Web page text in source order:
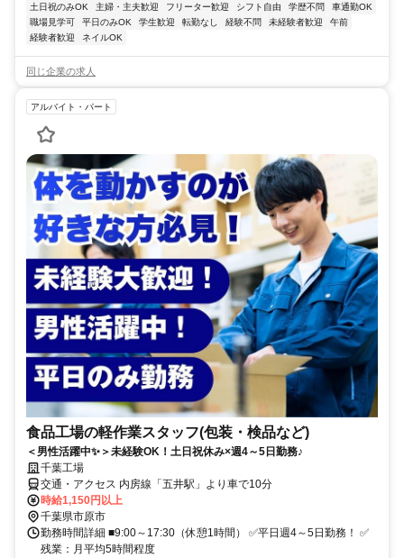
土日祝のみOK
主婦・主夫歓迎 フリーター歓迎 シフト自由 学歴不問
車通勤OK
職場見学可
平日のみOK 学生歓迎 転勤なし 経験不問 未経験者歓迎
午前
経験者歓迎
ネイルOK
同じ企業の求人
アルバイト・パート
食品工場の軽作業スタッフ(包装・検品など)
＜男性活躍中✨＞未経験OK！土日祝休み×週4～5日勤務♪
千葉工場
交通・アクセス 内房線「五井駅」より車で10分
時給1,150円以上
千葉県市原市
勤務時間詳細 ■9:00～17:30（休憩1時間） ✅平日週4～5日勤務！ ✅
残業：月平均5時間程度